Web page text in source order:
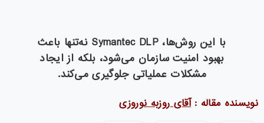
با این روش‌ها، Symantec DLP نه‌تنها باعث
بهبود امنیت سازمان می‌شود، بلکه از ایجاد
مشکلات عملیاتی جلوگیری می‌کند.
نویسنده مقاله :آقای روزبه نوروزی